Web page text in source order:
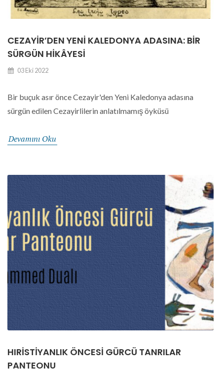
CEZAYIR’DEN YENI KALEDONYA ADASINA: BIR
SÜRGÜN HIKÂYESI
03 Eki 2022
Bir buçuk asır önce Cezayir'den Yeni Kaledonya adasına
sürgün edilen Cezayirlilerin anlatılmamış öyküsü
Devamını Oku
HIRISTIYANLIK ÖNCESI GÜRCÜ TANRILAR
PANTEONU